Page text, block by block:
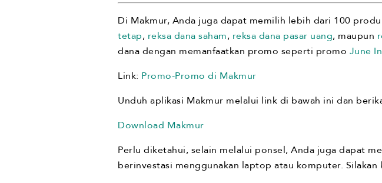
Di Makmur, Anda juga dapat memilih lebih dari 100
tetap, reksa dana saham, reksa dana pasar uang, maupun
dana dengan memanfaatkan promo seperti promo June
Link: Promo-Promo di Makmur
Unduh aplikasi Makmur melalui link di bawah ini dan
Download Makmur
Perlu diketahui, selain melalui ponsel, Anda juga dapat
berinvestasi menggunakan laptop atau komputer.